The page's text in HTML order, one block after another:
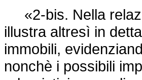
«2-bis. Nella
illustra altresì in
immobili,
nonchè i possibili